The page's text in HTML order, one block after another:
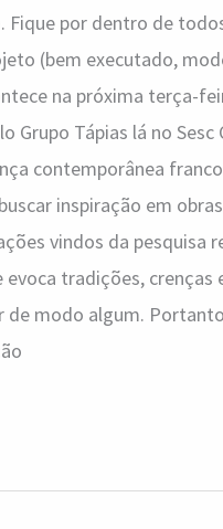
Fique por dentro de
(bem executado,
na próxima terça-
Grupo Tápias lá no
contemporânea
inspiração em
vindos da pesquisa
tradições, crenças
modo algum.